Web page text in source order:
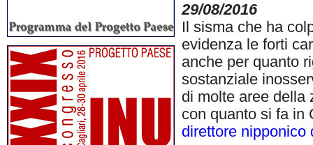
29/08/2016
Il sisma che ha
evidenza le forti
anche per quanto
sostanziale
di molte aree della
con quanto si fa in
direttore nipponico